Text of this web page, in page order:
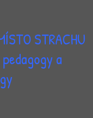
STRACHU
a